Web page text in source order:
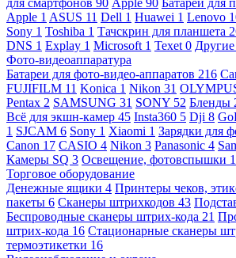
Apple 1 ASUS 11 Dell 1 Huawei 1 Lenovo
Sony 1 Toshiba 1 Тачскрин для планшета
DNS 1 Explay 1 Microsoft 1 Texet 0
Фото-видеоаппаратура
Батареи для фото-видео-аппаратов 216
FUJIFILM 11 Konica 1 Nikon 31
Pentax 2 SAMSUNG 31 SONY 52 Бленды
Всё для экшн-камер 45 Insta360 5 Dji 8
1 SJCAM 6 Sony 1 Xiaomi 1 Зарядки для
Canon 17 CASIO 4 Nikon 3 Panasonic 4
Камеры SQ 3 Освещение, фотовспышки
Торговое оборудование
Денежные ящики 4 Принтеры чеков,
пакеты 6 Сканеры штрихкодов 43
Беспроводные сканеры штрих-кода 21
штрих-кода 16 Стационарные сканеры
термоэтикетки 16